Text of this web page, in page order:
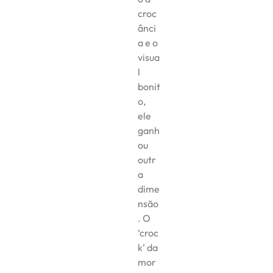
croc
ânci
a e o
visua
l
bonit
o,
ele
ganh
ou
outr
a
dime
nsão
. O
‘croc
k’ da
mor